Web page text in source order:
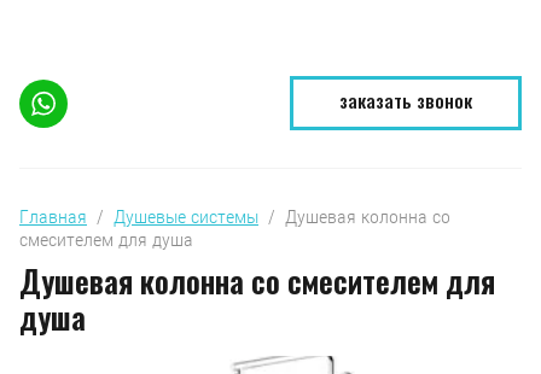
заказать звонок
Главная
  /
Душевые системы
  /  Душевая колонна со
смесителем для душа
Душевая колонна со смесителем для
душа